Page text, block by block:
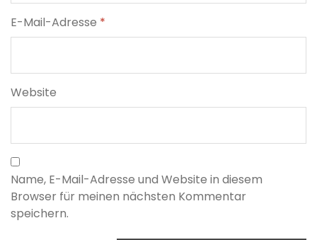
E-Mail-Adresse *
Website
Name, E-Mail-Adresse und Website in diesem
Browser für meinen nächsten Kommentar
speichern.